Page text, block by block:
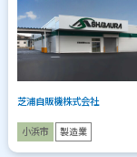
芝浦自販機株式会社
小浜市 製造業